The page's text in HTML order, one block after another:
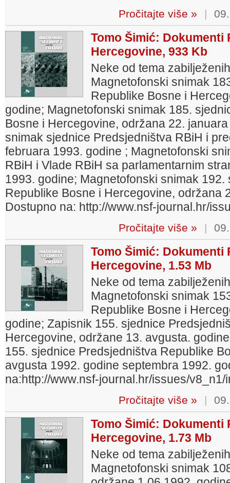
Pročitajte više » |
Tomo Šimić:
Hercegovine, 933 Kb
Neke od tema
Magnetofonski snimak
Republike Bosne i
godine; Magnetofonski snimak 185.
Bosne i Hercegovine, održana 22.
snimak sjednice Predsjedništva RBiH i
februara 1993. godine ; Magnetofonski
RBiH i Vlade RBiH sa parlamentarnim
1993. godine; Magnetofonski snimak
Republike Bosne i Hercegovine, održana
Dostupno na: http://www.nsf-journal.hr/
Pročitajte više » |
Tomo Šimić:
Hercegovine, 1.53 Mb
Neke od tema
Magnetofonski snimak
Republike Bosne i
godine; Zapisnik 155. sjednice
Hercegovine, održane 13. avgusta.
155. sjednice Predsjedništva Republike
avgusta 1992. godine septembra 1992.
na:http://www.nsf-journal.hr/issues/v8_n1/
Pročitajte više » |
Tomo Šimić:
Hercegovine, 1.73 Mb
Neke od tema
Magnetofonski snimak